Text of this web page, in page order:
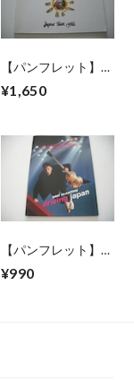
【パンフレット】
ERIC CLAPTON /
1985 JAPAN TOUR
¥1,650
【パンフレット】
PAUL McCARTNEY /
DRIVING JAPAN
¥990